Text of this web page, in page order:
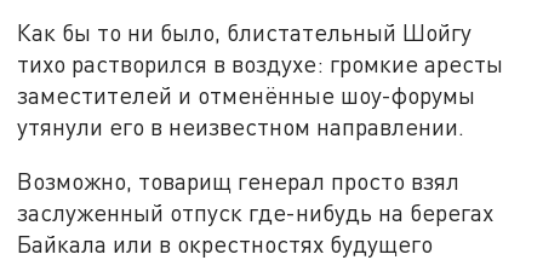
Как бы то ни было, блистательный Шойгу
тихо растворился в воздухе: громкие аресты
заместителей и отменённые шоу-форумы
утянули его в неизвестном направлении.
Возможно, товарищ генерал просто взял
заслуженный отпуск где-нибудь на берегах
Байкала или в окрестностях будущего